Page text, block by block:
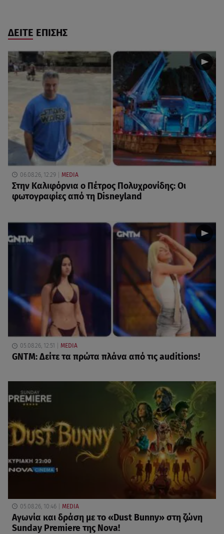
ΔΕΙΤΕ ΕΠΙΣΗΣ
06.08.26, 12:29 MEDIA
Στην Καλιφόρνια ο Πέτρος Πολυχρονίδης: Οι
φωτογραφίες από τη Disneyland
05.08.26, 12:51 MEDIA
GNTM: Δείτε τα πρώτα πλάνα από τις auditions!
05.08.26, 10:46 MEDIA
Αγωνία και δράση με το «Dust Bunny» στη ζώνη
Sunday Premiere της Nova!